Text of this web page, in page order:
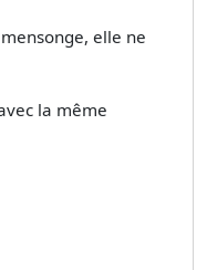
elle ne
la même